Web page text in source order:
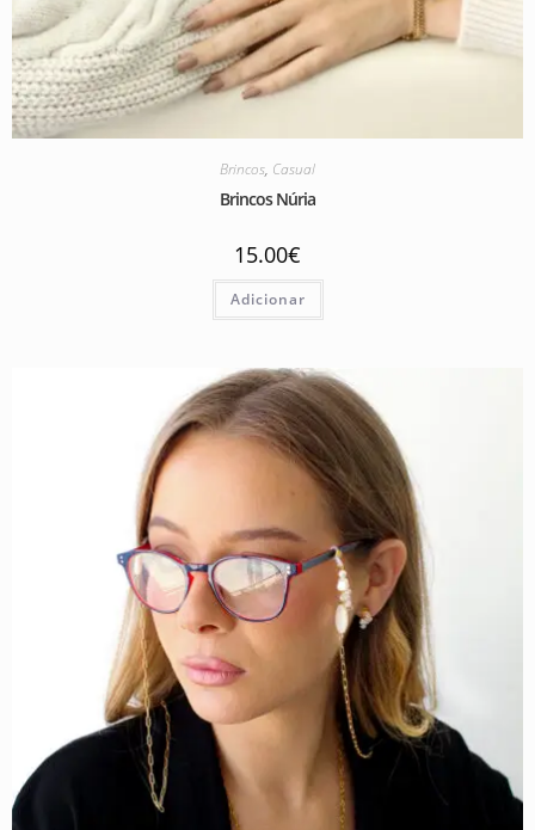
Brincos, Casual
Brincos Núria
15.00€
Adicionar